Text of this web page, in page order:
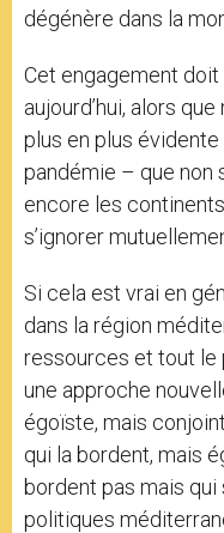
dégénère dans la
Cet engagement
aujourd’hui, alors
plus en plus
pandémie – que non
encore les
s’ignorer
Si cela est vrai en
dans la région
ressources et tout
une approche
égoïste, mais
qui la bordent, mais
bordent pas mais
politiques